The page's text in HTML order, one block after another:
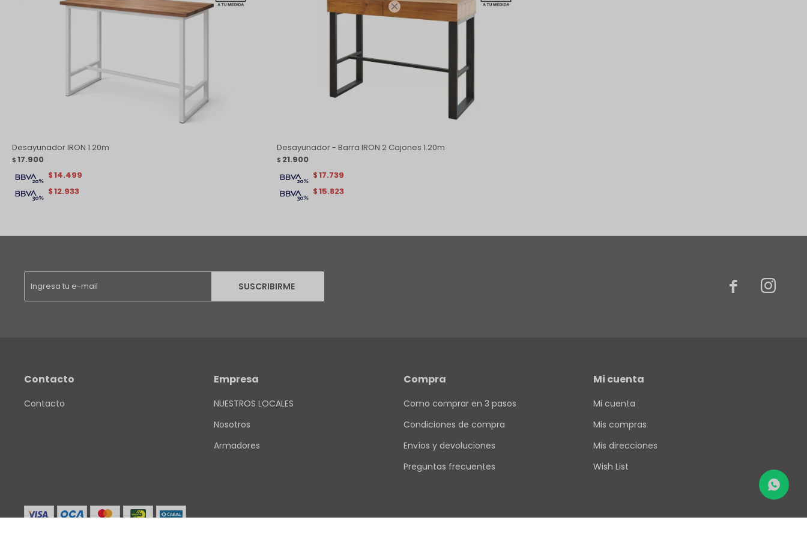

Desayunador IRON 1.20m
$ 17.900
$12.933
$14.499
Desayunador - Barra IRON 2 Cajones 1.20m
$ 21.900
$ 15.823
$ 17.739
SUSCRIBIRME  
Contacto
Contacto
Empresa
NUESTROS LOCALES
Nosotros
Armadores
Compra
Como comprar en 3 pasos
Condiciones de compra
Envíos y devoluciones
Preguntas frecuentes
Mi cuenta
Mi cuenta
Mis compras
Mis direcciones
Wish List